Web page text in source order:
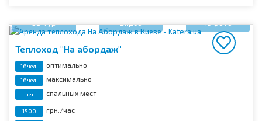
3D тур Видео 19 фото
Теплоход "На абордаж"
16 чел. оптимально
16 чел. максимально
нет спальных мест
1500 грн./час